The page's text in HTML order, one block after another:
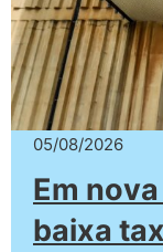
05/08/2026
Em
baixa